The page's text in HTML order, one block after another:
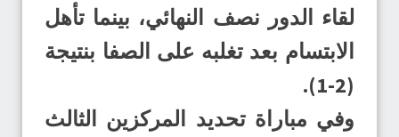
لقاء الدور نصف النهائي، بينما تأهل
الابتسام بعد تغلبه على الصفا بنتيجة
(2-1).
وفي مباراة تحديد المركزين الثالث